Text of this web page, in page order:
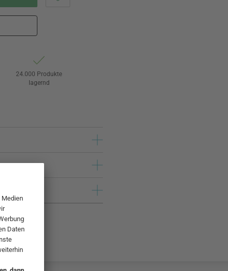
24.000 Produkte
lagernd